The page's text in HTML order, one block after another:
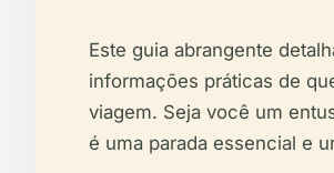
Este guia abrangente
informações práticas de
viagem. Seja você um
é uma parada essencial e